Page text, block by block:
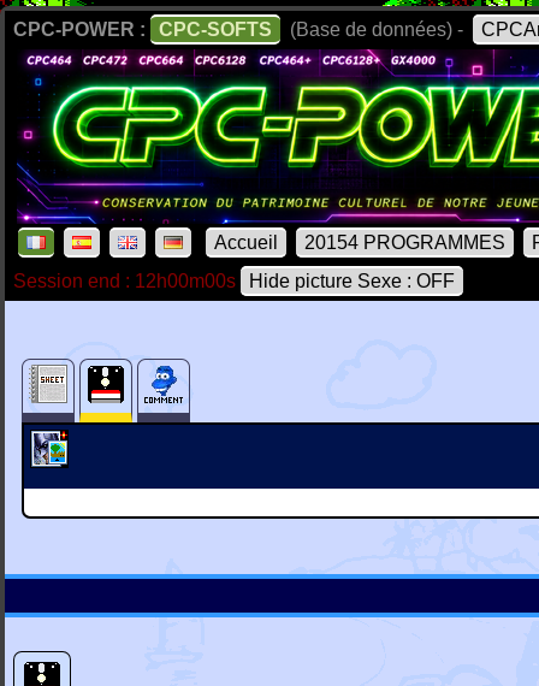
CPC-POWER : CPC-SOFTS (Base de données) -
Accueil 20154 PROGRAMMES
Session end : 12h00m00s
Hide picture Sexe : OFF